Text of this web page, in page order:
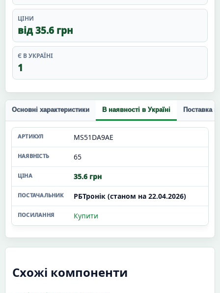
ЦІНИ
від 35.6 грн
Є В УКРАЇНІ
1
Основні характеристики В наявності в Україні Поставка
MS51DA9AE
65
35.6 грн
РБТронік (станом на 22.04.2026)
Купити
Схожі компоненти